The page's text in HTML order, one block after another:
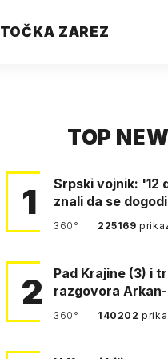
TOČKA ZAREZ
TOP
1
Srpski vojnik: '12
znali da se
360° 225169
2
Pad Krajine (3) i
razgovora
'Čujem, prelazite
360° 140202